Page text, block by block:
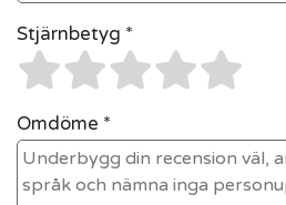
Stjärnbetyg *
Omdöme *